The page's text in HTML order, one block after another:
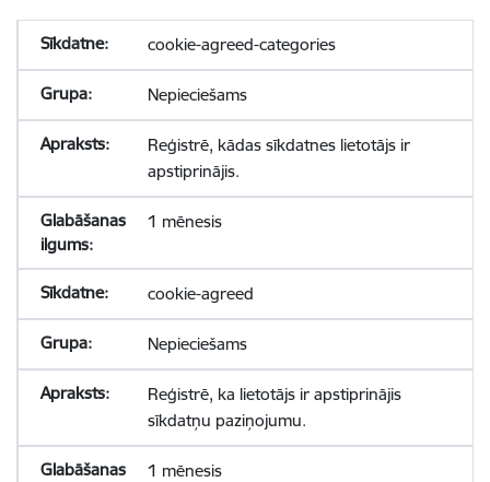
cookie-agreed-categories
Nepieciešams
Reģistrē, kādas sīkdatnes lietotājs ir
apstiprinājis.
1 mēnesis
cookie-agreed
Nepieciešams
Reģistrē, ka lietotājs ir apstiprinājis
sīkdatņu paziņojumu.
1 mēnesis